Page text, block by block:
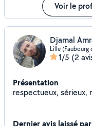
Voir le
Djamal
Lille (Faubourg
1/5 (2
Présentation
respectueux, sérieux,
Dernier avis laissé